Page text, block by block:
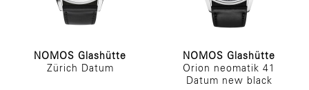
NOMOS Glashütte
Zürich Datum
NOMOS Glashütte
Orion neomatik 41
Datum new black